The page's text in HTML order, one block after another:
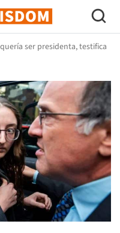
quería ser presidenta, testifica